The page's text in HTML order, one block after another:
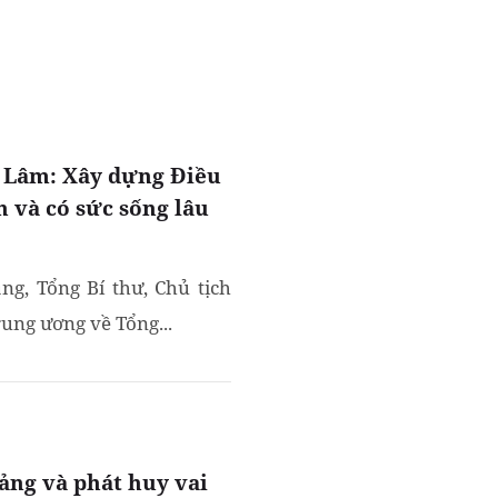
Xây dựng Điều
và có sức sống lâu
Tổng Bí thư, Chủ tịch
ương về Tổng...
và phát huy vai